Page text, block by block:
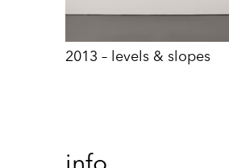
2013 – levels & slopes